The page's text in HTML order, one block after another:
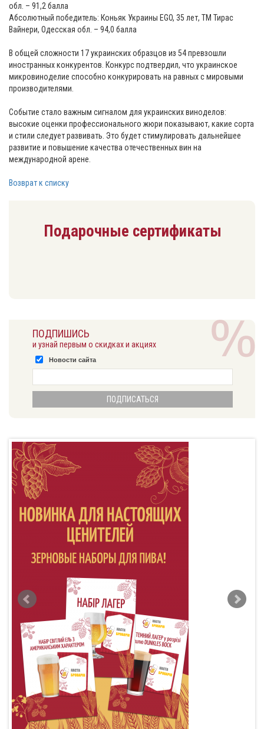
обл. – 91,2 балла
Абсолютный победитель: Коньяк Украины EGO, 35 лет, ТМ Тирас
Вайнери, Одесская обл. – 94,0 балла
В общей сложности 17 украинских образцов из 54 превзошли
иностранных конкурентов. Конкурс подтвердил, что украинское
микровиноделие способно конкурировать на равных с мировыми
производителями.
Событие стало важным сигналом для украинских виноделов:
высокие оценки профессионального жюри показывают, какие сорта
и стили следует развивать. Это будет стимулировать дальнейшее
развитие и повышение качества отечественных вин на
международной арене.
Возврат к списку
Подарочные сертификаты
ПОДПИШИСЬ
и узнай первым о скидках и акциях
Новости сайта